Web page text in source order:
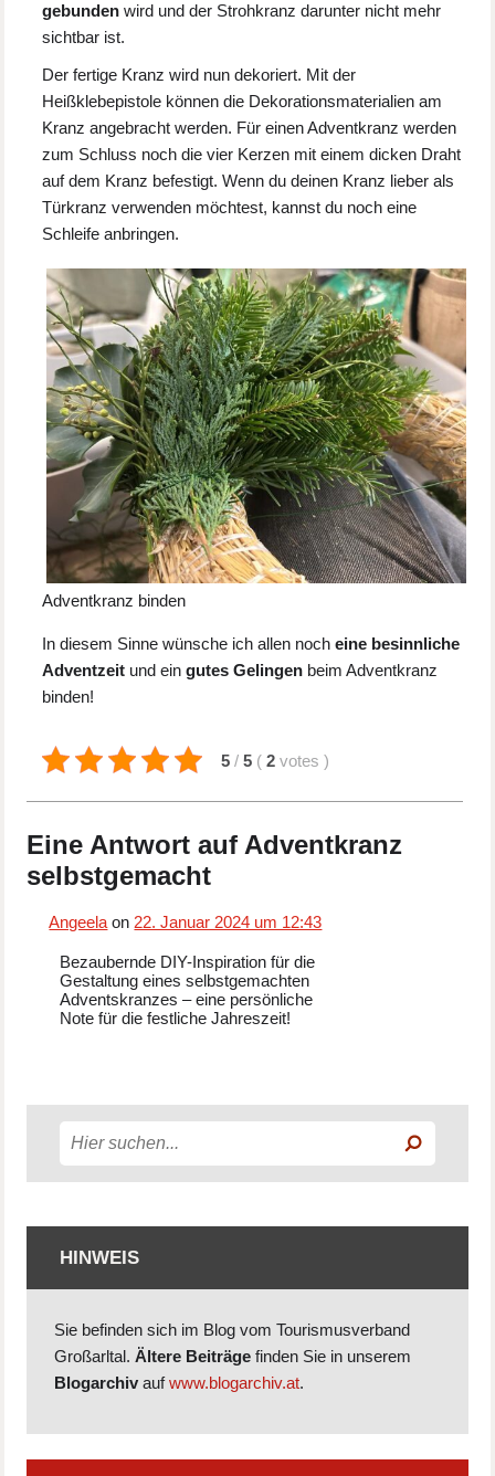
gebunden wird und der Strohkranz darunter nicht mehr
sichtbar ist.
Der fertige Kranz wird nun dekoriert. Mit der
Heißklebepistole können die Dekorationsmaterialien am
Kranz angebracht werden. Für einen Adventkranz werden
zum Schluss noch die vier Kerzen mit einem dicken Draht
auf dem Kranz befestigt. Wenn du deinen Kranz lieber als
Türkranz verwenden möchtest, kannst du noch eine
Schleife anbringen.
Adventkranz binden
In diesem Sinne wünsche ich allen noch eine besinnliche
Adventzeit und eingutes Gelingen beim Adventkranz
binden!
5 / 5 ( 2 votes)
Eine Antwort auf Adventkranz
selbstgemacht
Angeela on 22. Januar 2024 um 12:43
Bezaubernde DIY-Inspiration für die
Gestaltung eines selbstgemachten
Adventskranzes – eine persönliche
Note für die festliche Jahreszeit!
HINWEIS
Sie befinden sich im Blog vom Tourismusverband
Großarltal.Ältere Beiträge finden Sie in unserem
Blogarchiv aufwww.blogarchiv.at.